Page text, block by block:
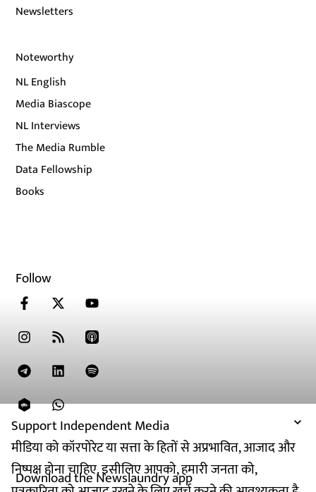
Support Independent Media
मीडिया को कॉरपोरेट या सत्ता के हितों से अप्रभावित, आजाद और
निष्पक्ष होना चाहिए. इसीलिए आपको, हमारी जनता को,
Newsletters
Noteworthy
NL English
Media Biascope
NL Interviews
The Media Rumble
Data Fellowship
Books
Follow
Download the Newslaundry app